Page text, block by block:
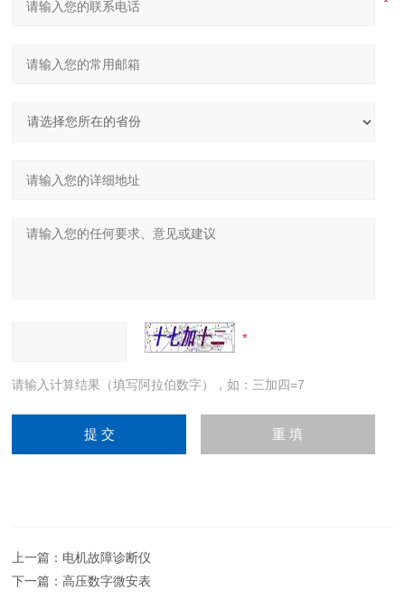
请输入计算结果（填写阿拉伯数字），如：三加四=7
上一篇： 电机故障诊断仪
下一篇：高压数字微安表